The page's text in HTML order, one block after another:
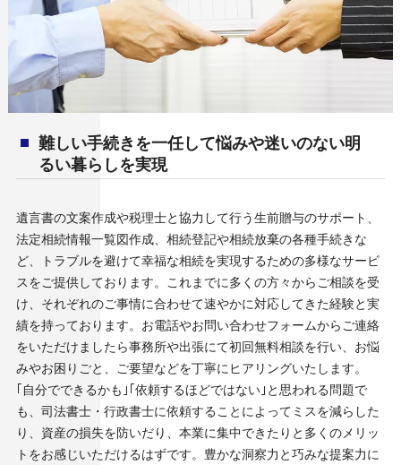
難しい手続きを一任して悩みや迷いのない明
るい暮らしを実現
遺言書の文案作成や税理士と協力して行う生前贈与のサポート、
法定相続情報一覧図作成、相続登記や相続放棄の各種手続きな
ど、トラブルを避けて幸福な相続を実現するための多様なサービ
スをご提供しております。これまでに多くの方々からご相談を受
け、それぞれのご事情に合わせて速やかに対応してきた経験と実
績を持っております。お電話やお問い合わせフォームからご連絡
をいただけましたら事務所や出張にて初回無料相談を行い、お悩
みやお困りごと、ご要望などを丁寧にヒアリングいたします。
｢自分でできるかも｣｢依頼するほどではない｣と思われる問題で
も、司法書士・行政書士に依頼することによってミスを減らした
り、資産の損失を防いだり、本業に集中できたりと多くのメリッ
トをお感じいただけるはずです。豊かな洞察力と巧みな提案力に